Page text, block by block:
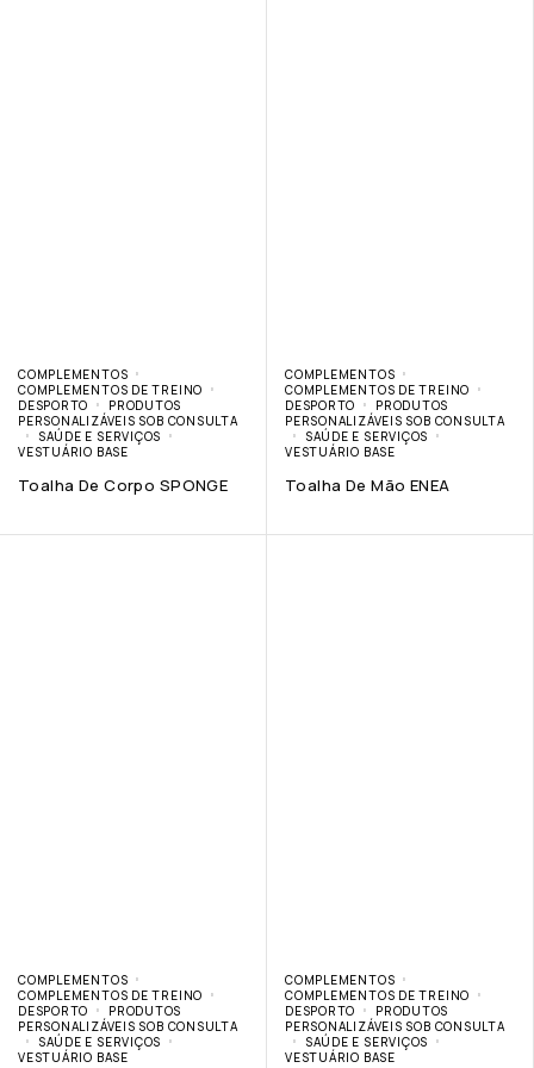
COMPLEMENTOS
COMPLEMENTOS DE TREINO
DESPORTO
PRODUTOS
PERSONALIZÁVEIS SOB CONSULTA
SAÚDE E SERVIÇOS
VESTUÁRIO BASE
Toalha De Corpo SPONGE
COMPLEMENTOS
COMPLEMENTOS DE TREINO
DESPORTO
PRODUTOS
PERSONALIZÁVEIS SOB CONSULTA
SAÚDE E SERVIÇOS
VESTUÁRIO BASE
Toalha De Mão ENEA
COMPLEMENTOS
COMPLEMENTOS DE TREINO
DESPORTO
PRODUTOS
PERSONALIZÁVEIS SOB CONSULTA
SAÚDE E SERVIÇOS
VESTUÁRIO BASE
COMPLEMENTOS
COMPLEMENTOS DE TREINO
DESPORTO
PRODUTOS
PERSONALIZÁVEIS SOB CONSULTA
SAÚDE E SERVIÇOS
VESTUÁRIO BASE